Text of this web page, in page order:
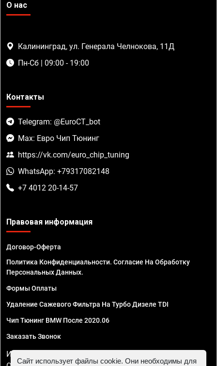
О нас
Калининград, ул. Генерала Челнокова, 11Д
Пн-Сб | 09:00 - 19:00
Контакты
Telegram: @EuroCT_bot
Max: Евро Чип Тюнинг
https://vk.com/euro_chip_tuning
WhatsApp: +79317082148
+7 4012 20-14-57
Правовая информация
Договор-Оферта
Политика Конфиденциальности. Согласие На Обработку
Персональных Данных.
Формы Оплаты
Удаление Сажевого Фильтра На Турбо Дизеле TDI
Чип Тюнинг BMW После 2020.06
Заказать Звонок
ИП Смирнов Георгий Павлович. ИНН 781302555843,
Сайт использует файлы cookie. Они необходимы для